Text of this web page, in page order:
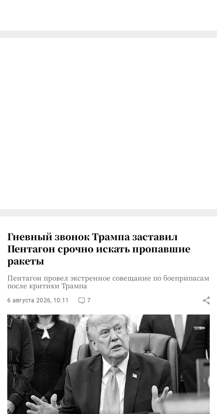
Гневный звонок Трампа заставил
Пентагон срочно искать пропавшие
ракеты
Пентагон провел экстренное совещание по боеприпасам
после критики Трампа
6 августа 2026, 10:11 7